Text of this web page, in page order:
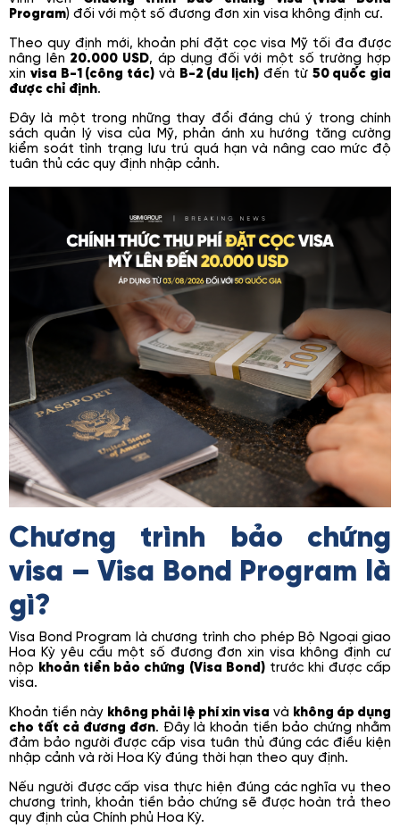
Program) đối với một số đương đơn xin visa không định cư.
Theo quy định mới, khoản phí đặt cọc visa Mỹ tối đa được
nâng lên 20.000 USD, áp dụng đối với một số trường hợp
xin visa B-1 (công tác) và B-2 (du lịch) đến từ 50 quốc gia
được chỉ định.
Đây là một trong những thay đổi đáng chú ý trong chính
sách quản lý visa của Mỹ, phản ánh xu hướng tăng cường
kiểm soát tình trạng lưu trú quá hạn và nâng cao mức độ
tuân thủ các quy định nhập cảnh.
Chương trình bảo chứng
visa – Visa Bond Program là
gì?
Visa Bond Program là chương trình cho phép Bộ Ngoại giao
Hoa Kỳ yêu cầu một số đương đơn xin visa không định cư
nộp khoản tiền bảo chứng (Visa Bond)trước khi được cấp
visa.
Khoản tiền này không phải lệ phí xin visa và không áp dụng
cho tất cả đương đơn. Đây là khoản tiền bảo chứng nhằm
đảm bảo người được cấp visa tuân thủ đúng các điều kiện
nhập cảnh và rời Hoa Kỳ đúng thời hạn theo quy định.
Nếu người được cấp visa thực hiện đúng các nghĩa vụ theo
chương trình, khoản tiền bảo chứng sẽ được hoàn trả theo
quy định của Chính phủ Hoa Kỳ.